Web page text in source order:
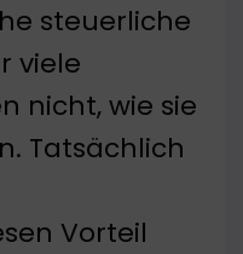
steuerliche
viele
nicht, wie sie
Tatsächlich
Vorteil